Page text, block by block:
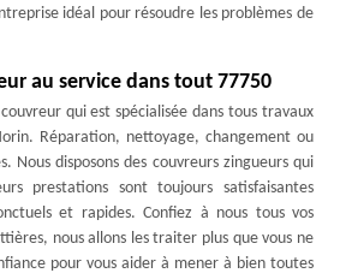
idéal pour résoudre les problèmes de
au service dans tout 77750
qui est spécialisée dans tous travaux
Réparation, nettoyage, changement ou
Nous disposons des couvreurs zingueurs qui
prestations sont toujours satisfaisantes
et rapides. Confiez à nous tous vos
nous allons les traiter plus que vous ne
pour vous aider à mener à bien toutes